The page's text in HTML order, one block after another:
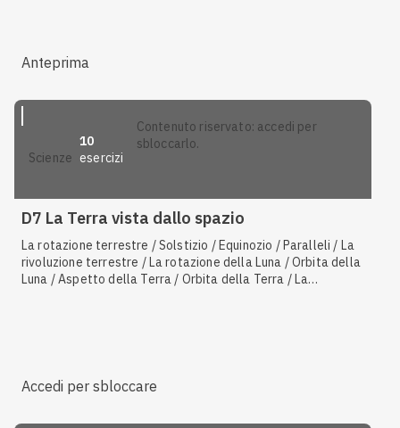
Anteprima
scienze
10
esercizi
contenuto riservato: accedi per
sbloccarlo.
D7 La Terra vista dallo spazio
La rotazione terrestre / Solstizio / Equinozio / Paralleli / La
rivoluzione terrestre / La rotazione della Luna / Orbita della
Luna / Aspetto della Terra / Orbita della Terra / La
Accedi per sbloccare